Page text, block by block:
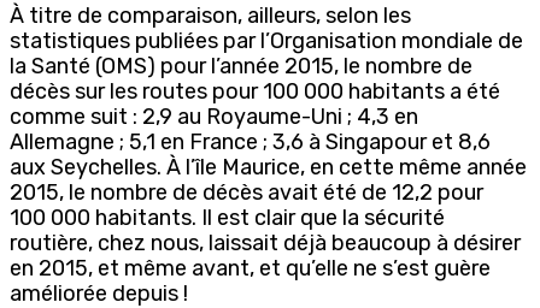
À titre de comparaison, ailleurs, selon les
statistiques publiées par l’Organisation mondiale de
la Santé (OMS) pour l’année 2015, le nombre de
décès sur les routes pour 100 000 habitants a été
comme suit : 2,9 au Royaume-Uni ; 4,3 en
Allemagne ; 5,1 en France ; 3,6 à Singapour et 8,6
aux Seychelles. À l’île Maurice, en cette même année
2015, le nombre de décès avait été de 12,2 pour
100 000 habitants. Il est clair que la sécurité
routière, chez nous, laissait déjà beaucoup à désirer
en 2015, et même avant, et qu’elle ne s’est guère
améliorée depuis !